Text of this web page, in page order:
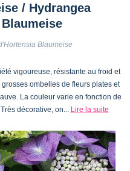
/ Hydrangea
Blaumeise
vigoureuse, résistante au froid et
ombelles de fleurs plates et
La couleur varie en fonction de
décorative, on...
Lire la suite